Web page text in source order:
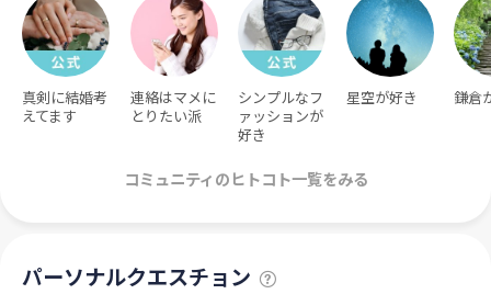
真剣に結婚考
えてます
連絡はマメに
とりたい派
シンプルなフ
ァッションが
好き
星空が好き 鎌倉
コミュニティのヒトコト一覧をみる
パーソナルクエスチョン